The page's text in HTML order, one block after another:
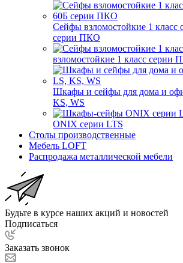
Сейфы взломостойкие 1 класс
серии ПКО
взломостойкие 1 класс серии
Шкафы и сейфы для дома и
KS, WS
ONIX серии LTS
Столы производственные
Мебель LOFT
Распродажа металлической мебели
Будьте в курсе наших акций и новостей
Подписаться
Заказать звонок